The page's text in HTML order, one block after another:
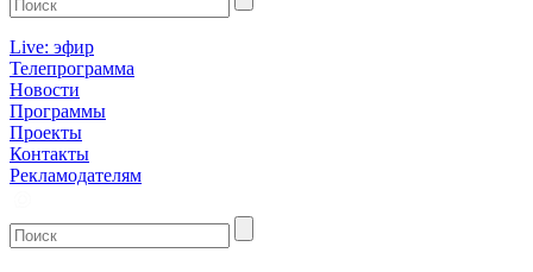
Live: эфир
Телепрограмма
Новости
Программы
Проекты
Контакты
Рекламодателям